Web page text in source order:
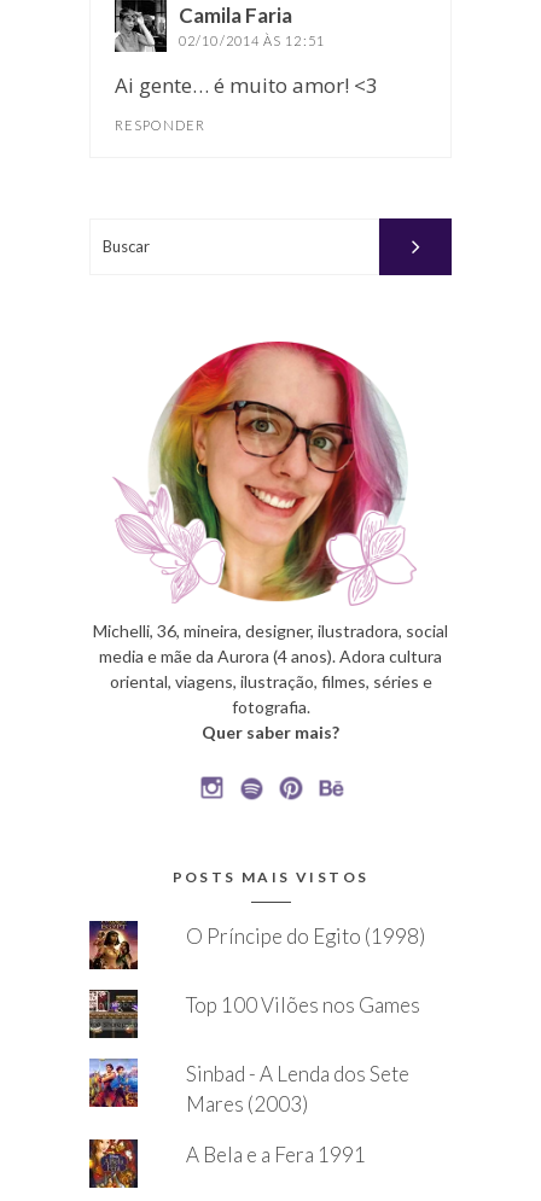
Camila Faria
02/10/2014 ÀS 12:51
Ai gente… é muito amor! <3
RESPONDER
Michelli, 36, mineira, designer, ilustradora, social
media e mãe da Aurora (4 anos). Adora cultura
oriental, viagens, ilustração, filmes, séries e
fotografia.
Quer saber mais?
POSTS MAIS VISTOS
O Príncipe do Egito (1998)
Top 100 Vilões nos Games
Sinbad - A Lenda dos Sete
Mares (2003)
A Bela e a Fera 1991